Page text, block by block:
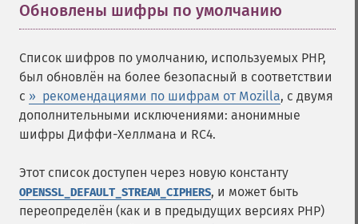
Обновлены шифры по умолчанию
Список шифров по умолчанию, используемых PHP,
был обновлён на более безопасный в соответствии
с » рекомендациями по шифрам от Mozilla, с двумя
дополнительными исключениями: анонимные
шифры Диффи-Хеллмана и RC4.
Этот список доступен через новую константу
OPENSSL_DEFAULT_STREAM_CIPHERS, и может быть
переопределён (как и в предыдущих версиях PHP)